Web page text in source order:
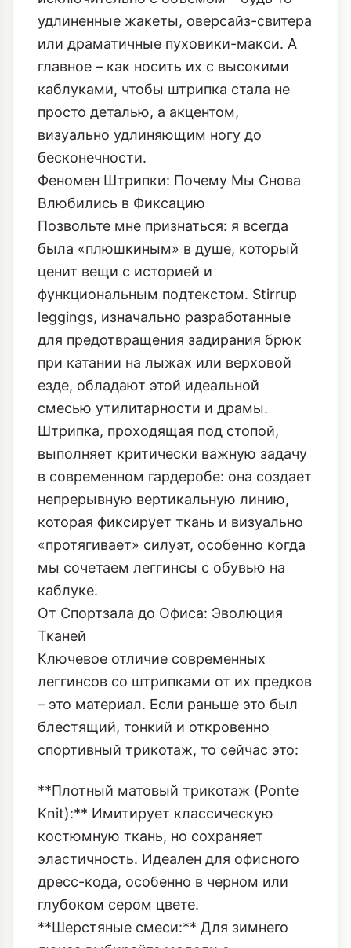
брюкам, которая требует особого
подхода: стилизовать их нужно
исключительно с объемом – будь то
удлиненные жакеты, оверсайз-свитера
или
драматичные пуховики-макси
. А
главное – как носить их с высокими
каблуками, чтобы штрипка стала не
просто деталью, а акцентом,
визуально удлиняющим ногу до
бесконечности.
Феномен Штрипки: Почему Мы Снова
Влюбились в Фиксацию
Позвольте мне признаться: я всегда
была «плюшкиным» в душе, который
ценит вещи с историей и
функциональным подтекстом. Stirrup
leggings, изначально разработанные
для предотвращения задирания брюк
при катании на лыжах или верховой
езде, обладают этой идеальной
смесью утилитарности и драмы.
Штрипка, проходящая под стопой,
выполняет критически важную задачу
в современном гардеробе: она создает
непрерывную вертикальную линию,
которая фиксирует ткань и визуально
«протягивает» силуэт, особенно когда
мы сочетаем леггинсы с обувью на
каблуке.
От Спортзала до Офиса: Эволюция
Тканей
Ключевое отличие современных
леггинсов со штрипками от их предков
– это материал. Если раньше это был
блестящий, тонкий и откровенно
спортивный трикотаж, то сейчас это:
**Плотный матовый трикотаж (Ponte
Knit):** Имитирует классическую
костюмную ткань, но сохраняет
эластичность. Идеален для офисного
дресс-кода, особенно в черном или